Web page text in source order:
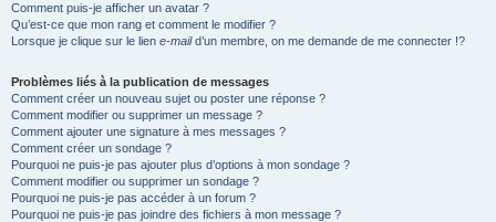
Comment puis-je afficher un avatar ?
Qu’est-ce que mon rang et comment le modifier ?
Lorsque je clique sur le lien e-maild’un membre, on me demande de me connecter !?
Problèmes liés à la publication de messages
Comment créer un nouveau sujet ou poster une réponse ?
Comment modifier ou supprimer un message ?
Comment ajouter une signature à mes messages ?
Comment créer un sondage ?
Pourquoi ne puis-je pas ajouter plus d’options à mon sondage ?
Comment modifier ou supprimer un sondage ?
Pourquoi ne puis-je pas accéder à un forum ?
Pourquoi ne puis-je pas joindre des fichiers à mon message ?